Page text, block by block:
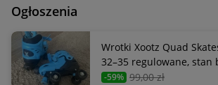
Ogłoszenia
Wrotki Xootz Quad
32–35 regulowane, stan
-59% 99,00 zł